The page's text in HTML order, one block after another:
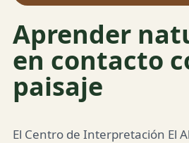
Aprender
en contacto
paisaje
El Centro de Interpretación El